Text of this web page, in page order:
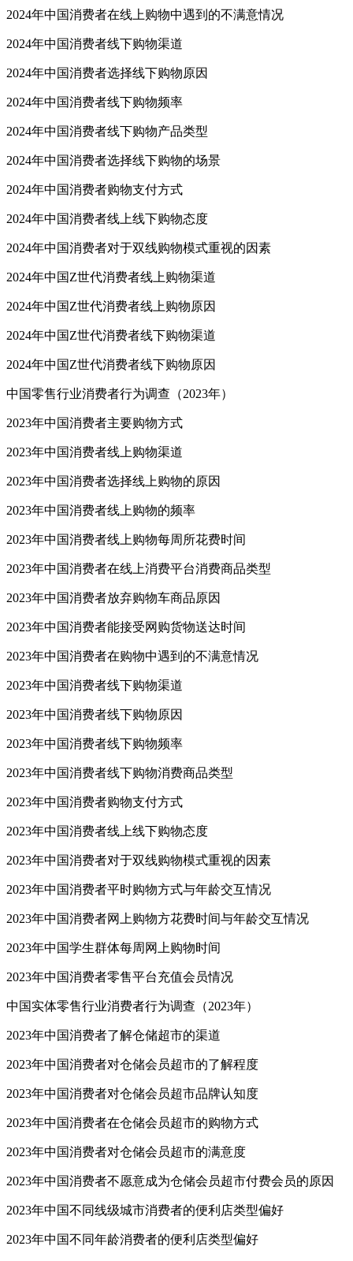
2024年中国消费者在线上购物中遇到的不满意情况
2024年中国消费者线下购物渠道
2024年中国消费者选择线下购物原因
2024年中国消费者线下购物频率
2024年中国消费者线下购物产品类型
2024年中国消费者选择线下购物的场景
2024年中国消费者购物支付方式
2024年中国消费者线上线下购物态度
2024年中国消费者对于双线购物模式重视的因素
2024年中国Z世代消费者线上购物渠道
2024年中国Z世代消费者线上购物原因
2024年中国Z世代消费者线下购物渠道
2024年中国Z世代消费者线下购物原因
中国零售行业消费者行为调查（2023年）
2023年中国消费者主要购物方式
2023年中国消费者线上购物渠道
2023年中国消费者选择线上购物的原因
2023年中国消费者线上购物的频率
2023年中国消费者线上购物每周所花费时间
2023年中国消费者在线上消费平台消费商品类型
2023年中国消费者放弃购物车商品原因
2023年中国消费者能接受网购货物送达时间
2023年中国消费者在购物中遇到的不满意情况
2023年中国消费者线下购物渠道
2023年中国消费者线下购物原因
2023年中国消费者线下购物频率
2023年中国消费者线下购物消费商品类型
2023年中国消费者购物支付方式
2023年中国消费者线上线下购物态度
2023年中国消费者对于双线购物模式重视的因素
2023年中国消费者平时购物方式与年龄交互情况
2023年中国消费者网上购物方花费时间与年龄交互情况
2023年中国学生群体每周网上购物时间
2023年中国消费者零售平台充值会员情况
中国实体零售行业消费者行为调查（2023年）
2023年中国消费者了解仓储超市的渠道
2023年中国消费者对仓储会员超市的了解程度
2023年中国消费者对仓储会员超市品牌认知度
2023年中国消费者在仓储会员超市的购物方式
2023年中国消费者对仓储会员超市的满意度
2023年中国消费者不愿意成为仓储会员超市付费会员的原因
2023年中国不同线级城市消费者的便利店类型偏好
2023年中国不同年龄消费者的便利店类型偏好